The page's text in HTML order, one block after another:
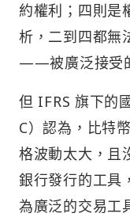
約權利；四則是
析，二到四都無
——被廣泛接受
但 IFRS 旗下的
C）認為，比特
格波動太大，且
銀行發行的工具
為廣泛的交易工